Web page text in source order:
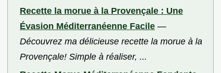
Recette la morue à la Provençale : Une
Évasion Méditerranéenne Facile —
Découvrez ma délicieuse recette la morue à la
Provençale! Simple à réaliser, ...